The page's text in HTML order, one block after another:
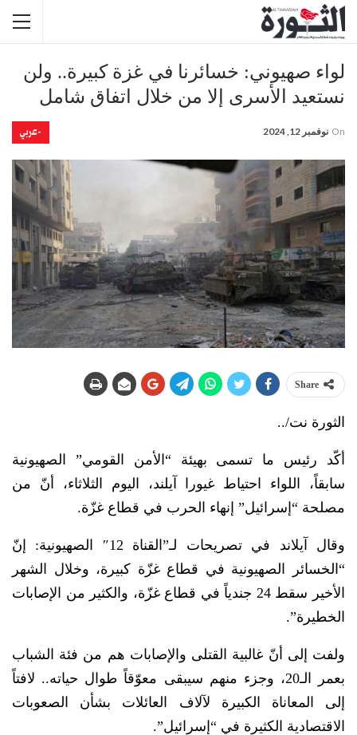
لواء صهيوني: خسائرنا في غزة كبيرة.. ولن
نستعيد الأسرى إلا من خلال اتفاق شامل
-عربي On نوفمبر 12, 2024
Share
الثورة نت/..
أكّد رئيس ما تسمى بهيئة “الأمن القومي” الصهيونية
سابقاً، اللواء احتياط غيورا آيلند، اليوم الثلاثاء، أنّ من
مصلحة “إسرائيل” إنهاء الحرب في قطاع غزّة.
وقال آيلاند في تصريحات لـ”القناة 12″ الصهيونية: إنّ
“الخسائر الصهيونية في قطاع غزّة كبيرة، وخلال الشهر
الأخير سقط 24 جندياً في قطاع غزّة، والكثير من الإصابات
الخطيرة”.
ولفت إلى أنّ غالبية القتلى والإصابات هم من فئة الشباب
بعمر الـ20، وجزء منهم سيبقى معوّقاً طوال حياته.. لافتاً
إلى المعاناة الكبيرة لآلاف العائلات بشأن الصعوبات
الاقتصادية الكثيرة في “إسرائيل”.